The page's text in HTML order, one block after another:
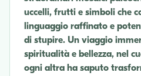
uccelli, frutti e simboli che
linguaggio raffinato e
di stupire. Un viaggio
spiritualità e bellezza, nel
ogni altra ha saputo